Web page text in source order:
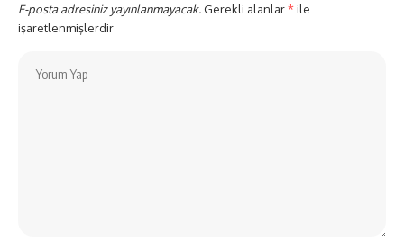
E-posta adresiniz yayınlanmayacak. Gerekli alanlar*ile
işaretlenmişlerdir